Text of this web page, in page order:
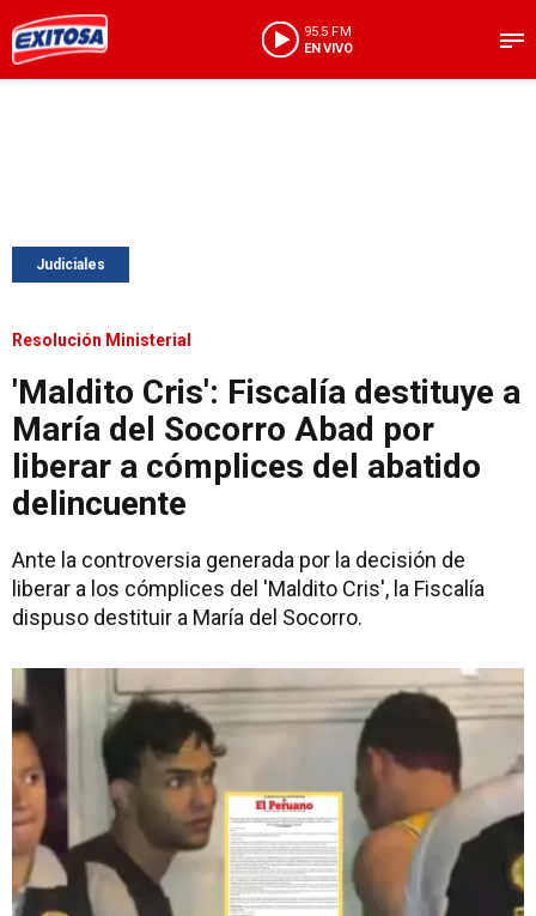
95.5 FM
EN VIVO
Judiciales
Resolución Ministerial
'Maldito Cris': Fiscalía destituye a
María del Socorro Abad por
liberar a cómplices del abatido
delincuente
Ante la controversia generada por la decisión de
liberar a los cómplices del 'Maldito Cris', la Fiscalía
dispuso destituir a María del Socorro.